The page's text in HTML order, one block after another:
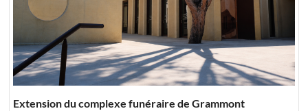
Extension du complexe funéraire de Grammont